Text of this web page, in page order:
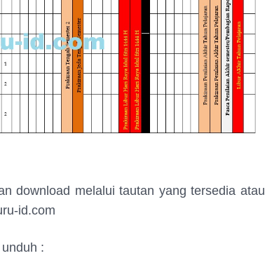
download melalui tautan yang tersedia atau
id.com
: